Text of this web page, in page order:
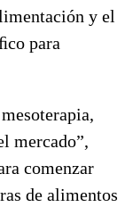
y el
para
mercado”,
comenzar
de alimentos